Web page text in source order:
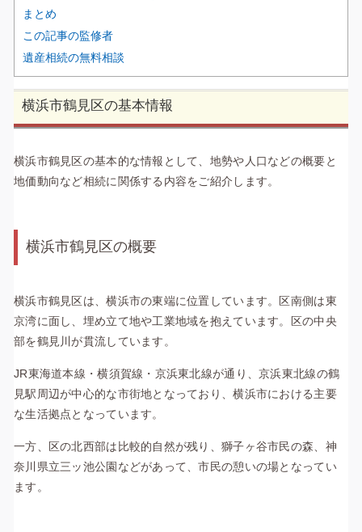
まとめ
この記事の監修者
遺産相続の無料相談
横浜市鶴見区の基本情報
横浜市鶴見区の基本的な情報として、地勢や人口などの概要と
地価動向など相続に関係する内容をご紹介します。
横浜市鶴見区の概要
横浜市鶴見区は、横浜市の東端に位置しています。区南側は東
京湾に面し、埋め立て地や工業地域を抱えています。区の中央
部を鶴見川が貫流しています。
JR東海道本線・横須賀線・京浜東北線が通り、京浜東北線の鶴
見駅周辺が中心的な市街地となっており、横浜市における主要
な生活拠点となっています。
一方、区の北西部は比較的自然が残り、獅子ヶ谷市民の森、神
奈川県立三ッ池公園などがあって、市民の憩いの場となってい
ます。